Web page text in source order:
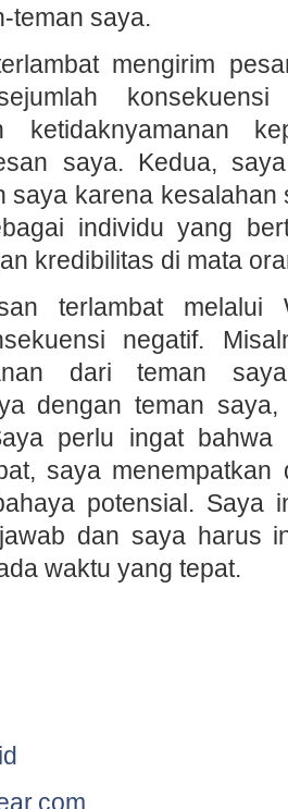
teman saya.
mengirim
ketidaknyamanan
saya. Kedua,
saya karena
individu yang
kredibilitas di mata
terlambat melalui
negatif.
dari teman
dengan teman
perlu ingat
saya
potensial. Saya
dan saya harus
waktu yang tepat.